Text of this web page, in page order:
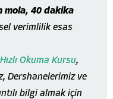
mola, 40 dakika
verimlilik esas
Hızlı Okuma Kursu,
Dershanelerimiz ve
bilgi almak için